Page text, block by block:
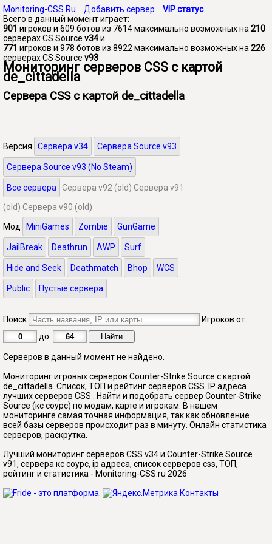
Monitoring-CSS.Ru Добавить сервер
VIP статус
Всего в данный момент играет:
901 игроков и 609 ботов из 7614 максимально возможных на 210
серверах CS Source v34и
771 игроков и 978 ботов из 8922 максимально возможных на 226
серверах CS Source v93
Мониторинг серверов CSS с картой
de_cittadella
Сервера CSS с картой de_cittadella
Версия Сервера v34 Сервера Source v93
Сервера Source v93 (No Steam)
Все сервера Сервера v92 (old) Сервера v91
(old) Сервера v90 (old)
Мод
MiniGames Zombie GunGame
JailBreak Deathrun AWP Surf
Hide and Seek Deathmatch Bhop WCS
Public Пустые сервера
Поиск
Игроков от:
до:
Серверов в данный момент не найдено.
Мониторинг игровых серверов Counter-Strike Source с картой
de_cittadella. Список, ТОП и рейтинг серверов CSS. IP адреса
лучших серверов CSS . Найти и подобрать сервер Counter-Strike
Source (кс соурс) по модам, карте и игрокам. В нашем
мониторинге самая точная информация, так как обновление
всей базы серверов происходит раз в минуту. Онлайн статистика
серверов, раскрутка.
Лучший мониторинг серверов CSS v34 и Counter-Strike Source
v91, сервера кс соурс, ip адреса, список серверов css, ТОП,
рейтинг и статистика - Monitoring-CSS.ru 2026
Контакты